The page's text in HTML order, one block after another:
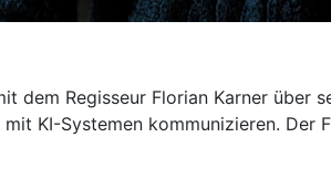
Regisseur Florian Karner über
KI-Systemen kommunizieren.